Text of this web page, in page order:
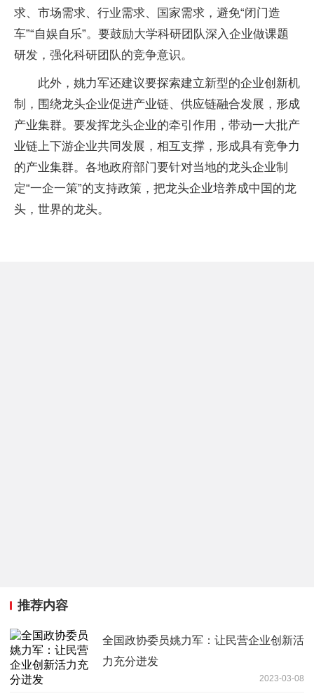
求、市场需求、行业需求、国家需求，避免“闭门造
车”“自娱自乐”。要鼓励大学科研团队深入企业做课题
研发，强化科研团队的竞争意识。
此外，姚力军还建议要探索建立新型的企业创新机
制，围绕龙头企业促进产业链、供应链融合发展，形成
产业集群。要发挥龙头企业的牵引作用，带动一大批产
业链上下游企业共同发展，相互支撑，形成具有竞争力
的产业集群。各地政府部门要针对当地的龙头企业制
定“一企一策”的支持政策，把龙头企业培养成中国的龙
头，世界的龙头。
推荐内容
全国政协委员姚力军：让民营企业创新活
力充分迸发
2023-03-08